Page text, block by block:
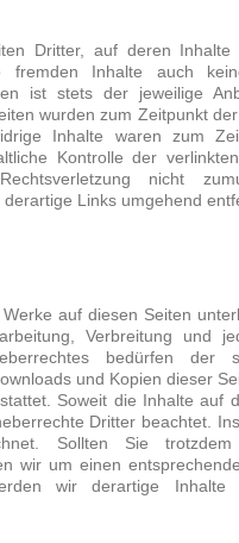
Dritter, auf deren Inhalte
Inhalte auch
ist stets der jeweilige
wurden zum Zeitpunkt
Inhalte waren zum
Kontrolle der
nicht
Links umgehend
auf diesen Seiten
Verbreitung und
bedürfen der
und Kopien dieser
Soweit die Inhalte auf
Dritter beachtet.
Sollten Sie
wir um einen
wir derartige Inhalte